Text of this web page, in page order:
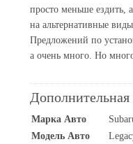
просто меньше ездить,
на альтернативные
Предложений по
а очень много. Но
Марка Авто
Модель Авто